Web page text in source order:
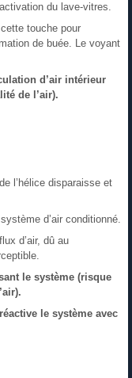
du lave-vitres.
touche pour
de buée. Le voyant
d’air intérieur
de l’air).
l’hélice disparaisse et
d’air conditionné.
d’air, dû au
le système (risque
le système avec